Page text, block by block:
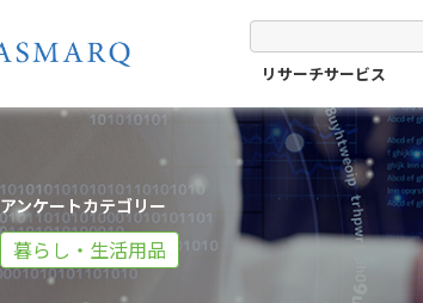
リサーチサービス
アンケートカテゴリー
暮らし・生活用品